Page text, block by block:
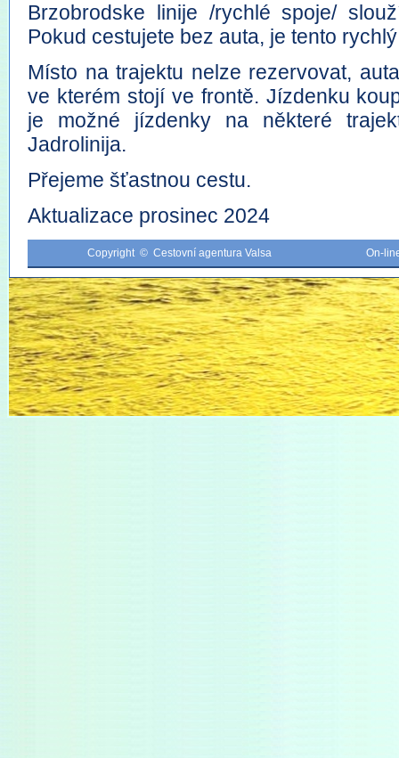
Brzobrodske linije /rychlé spoje/
Pokud cestujete bez auta, je tento
Místo na trajektu nelze rezervovat,
ve kterém stojí ve frontě. Jízdenku
je možné jízdenky na některé
Jadrolinija.
Přejeme šťastnou cestu.
Aktualizace prosinec 2024
Copyright © Cestovní agentura Valsa On-